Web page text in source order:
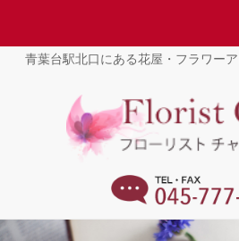
青葉台駅北口にある花屋・フラワー